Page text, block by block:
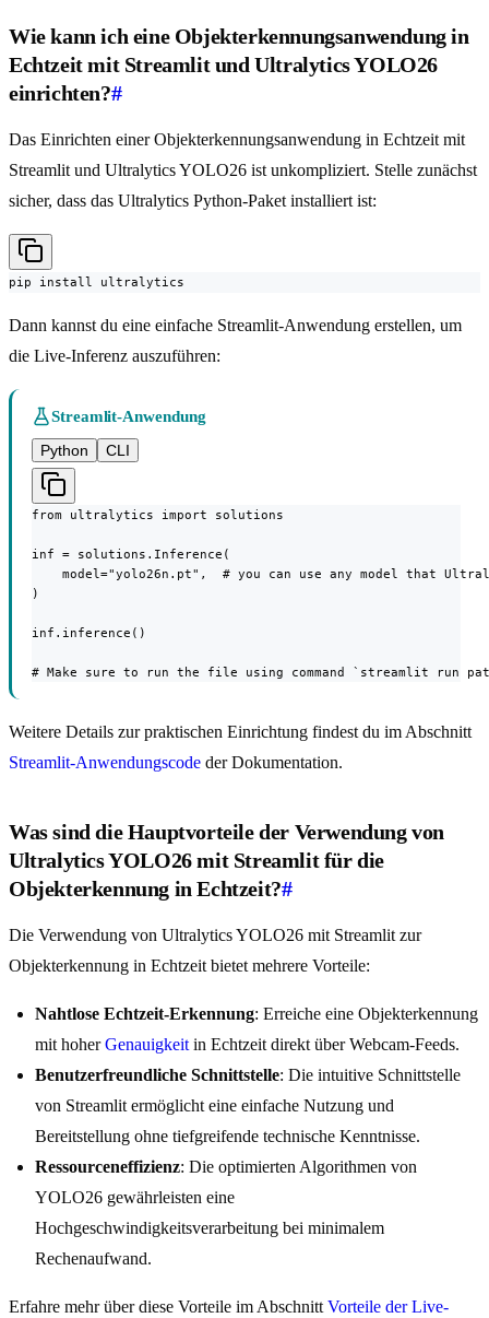
Wie kann ich eine Objekterkennungsanwendung in
Echtzeit mit Streamlit und Ultralytics YOLO26
einrichten?#
Das Einrichten einer Objekterkennungsanwendung in Echtzeit mit
Streamlit und Ultralytics YOLO26 ist unkompliziert. Stelle zunächst
sicher, dass das Ultralytics Python-Paket installiert ist:
pip install ultralytics
Dann kannst du eine einfache Streamlit-Anwendung erstellen, um
die Live-Inferenz auszuführen:
Streamlit-Anwendung
Python
CLI
from ultralytics import solutions
inf = solutions.Inference(
model="yolo26n.pt",  # you can use any model that
)
inf.inference()
# Make sure to run the file using command `streamlit run
Weitere Details zur praktischen Einrichtung findest du im Abschnitt
Streamlit-Anwendungscode der Dokumentation.
Was sind die Hauptvorteile der Verwendung von
Ultralytics YOLO26 mit Streamlit für die
Objekterkennung in Echtzeit?#
Die Verwendung von Ultralytics YOLO26 mit Streamlit zur
Objekterkennung in Echtzeit bietet mehrere Vorteile:
Nahtlose Echtzeit-Erkennung: Erreiche eine Objekterkennung
mit hoherGenauigkeit in Echtzeit direkt über Webcam-Feeds.
Benutzerfreundliche Schnittstelle: Die intuitive Schnittstelle
von Streamlit ermöglicht eine einfache Nutzung und
Bereitstellung ohne tiefgreifende technische Kenntnisse.
Ressourceneffizienz: Die optimierten Algorithmen von
YOLO26 gewährleisten eine
Hochgeschwindigkeitsverarbeitung bei minimalem
Rechenaufwand.
Erfahre mehr über diese Vorteile im Abschnitt Vorteile der Live-